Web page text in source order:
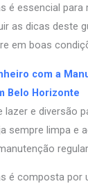
é essencial para
as dicas deste
em boas
com a
Belo Horizonte
e diversão
sempre limpa e
regular.
é composta por